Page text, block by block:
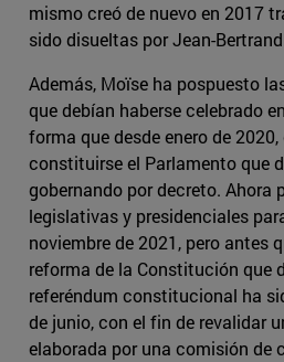
mismo creó de nuevo en 2017
sido disueltas por Jean-
Además, Moïse ha pospuesto
que debían haberse celebrado
forma que desde enero de
constituirse el Parlamento que
gobernando por decreto. Ahora
legislativas y presidenciales
noviembre de 2021, pero antes
reforma de la Constitución que
referéndum constitucional ha
de junio, con el fin de revalidar
elaborada por una comisión de